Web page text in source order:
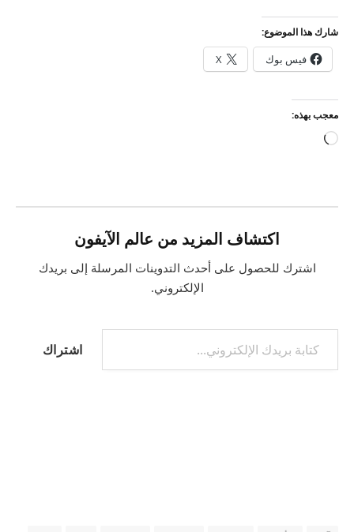
شارك هذا الموضوع:
فيس بوك X
معجب بهذه:
جاري
اكتشاف المزيد من عالم الآيفون
اشترك للحصول على أحدث التدوينات المرسلة إلى بريدك
الإلكتروني.
كتابة بريدك الإلكتروني...
اشتراك